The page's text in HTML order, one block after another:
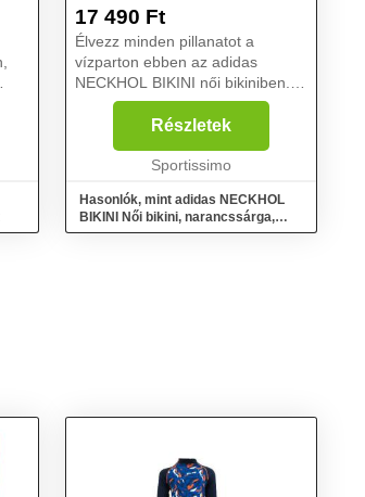
17 490 Ft
Élvezz minden pillanatot a
vízparton ebben az adidas
NECKHOL BIKINI női bikiniben.
Nyakbakötős kialakításának
köszönhetően tökéletesen
illeszkedik. A klórálló sztreccs
anyag biztosítja a
Részletek
Sportissimo
Hasonlók, mint adidas NECKHOL
BIKINI Női bikini, narancssárga,
méret